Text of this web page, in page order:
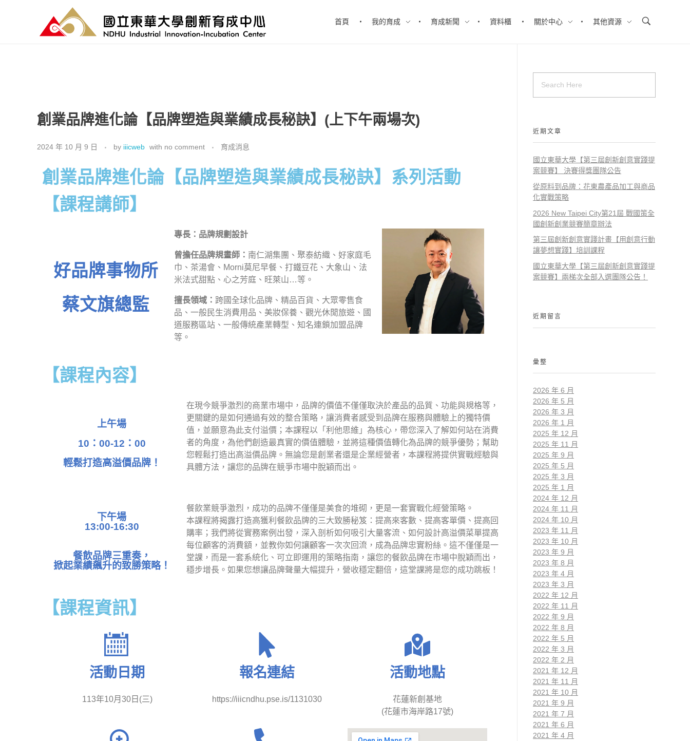
首頁 我的育成 育成新聞 資料櫃 關於中心 其他資源
創業品牌進化論【品牌塑造與業績成長秘訣】(上下午兩場次)
2024 年 10 月 9 日 by iiicweb with no comment 育成消息
創業品牌進化論【品牌塑造與業績成長秘訣】系列活動
【課程講師】
好品牌事物所
蔡文旗總監
專長：品牌規劃設計
曾擔任品牌規畫師： 南仁湖集團、聚泰紡織、好家庭毛
巾、茶湯會、Morni莫尼早餐、打鐵豆花、大象山、法
米法式甜點、心之芳庭、旺萊山…等。
擅長領域： 跨國全球化品牌、精品百貨、大眾零售食
品、一般民生消費用品、美妝保養、觀光休閒旅遊、國
道服務區站、一般傳統產業轉型、知名連鎖加盟品牌
等。
【課程內容】
上午場
10：00-12：00
輕鬆打造高溢價品牌！
在現今競爭激烈的商業市場中，品牌的價值不僅僅取決於產品的品質、功能與規格等，
更關鍵的是如何通過有效的整合策略，讓消費者感受到品牌在服務與體驗上的獨特價
值，並願意為此支付溢價；本課程以「利他思維」為核心，帶您深入了解如何站在消費
者的角度，為他們創造最真實的價值體驗，並將這種價值轉化為品牌的競爭優勢；幫助
您輕鬆打造出高溢價品牌。無論您是創業者還是企業經營者，本課程將提供實戰經驗與
具體方法，讓您的品牌在競爭市場中脫穎而出。
下午場
13:00-16:30
餐飲品牌三重奏，
掀起業績飆升的致勝策略！
餐飲業競爭激烈，成功的品牌不僅僅是美食的堆砌，更是一套實戰化經營策略。
本課程將揭露打造高獲利餐飲品牌的三大致勝秘笈：提高來客數、提高客單價、提高回
購率；我們將從實務案例出發，深入剖析如何吸引大量客流、如何設計高溢價菜單提高
每位顧客的消費額，並教你如何讓顧客一次次回流，成為品牌忠實粉絲。這不僅僅是一
堂課，而是一套系統化、可立即運用的策略指南，讓您的餐飲品牌在市場中脫穎而出，
穩步增長。如果您想讓品牌聲量大幅提升，營收穩定翻倍，這堂課將是您的成功跳板！
【課程資訊】
活動日期
113年10月30日(三)
報名連結
https://iiicndhu.pse.is/1131030
活動地點
花蓮新創基地
(花蓮市海岸路17號)
近期文章
國立東華大學【第三屆創新創意實踐提
案競賽】 決賽得獎團隊公告
從原料到品牌：花東農產品加工與商品
化實戰策略
2026 New Taipei City第21屆 戰國策全
國創新創業競賽簡章辦法
第三屆創新創意實踐計畫【用創意行動
讓夢想實踐】培訓課程
國立東華大學【第三屆創新創意實踐提
案競賽】兩梯次全部入選團隊公告！
近期留言
彙整
2026 年 6 月
2026 年 5 月
2026 年 3 月
2026 年 1 月
2025 年 12 月
2025 年 11 月
2025 年 9 月
2025 年 5 月
2025 年 3 月
2025 年 1 月
2024 年 12 月
2024 年 11 月
2024 年 10 月
2023 年 11 月
2023 年 10 月
2023 年 9 月
2023 年 8 月
2023 年 4 月
2023 年 3 月
2022 年 12 月
2022 年 11 月
2022 年 9 月
2022 年 8 月
2022 年 5 月
2022 年 3 月
2022 年 2 月
2021 年 12 月
2021 年 11 月
2021 年 10 月
2021 年 9 月
2021 年 7 月
2021 年 6 月
2021 年 4 月